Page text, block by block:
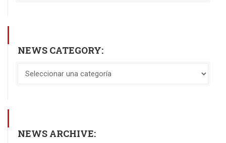
NEWS CATEGORY:
NEWS ARCHIVE: